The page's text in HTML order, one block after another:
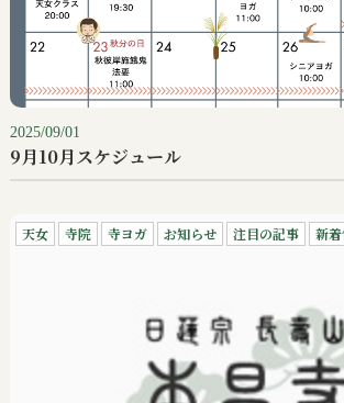
2025/09/01
9月10月スケジュール
天女 寺院 寺ヨガ お知らせ 注目の記事 新